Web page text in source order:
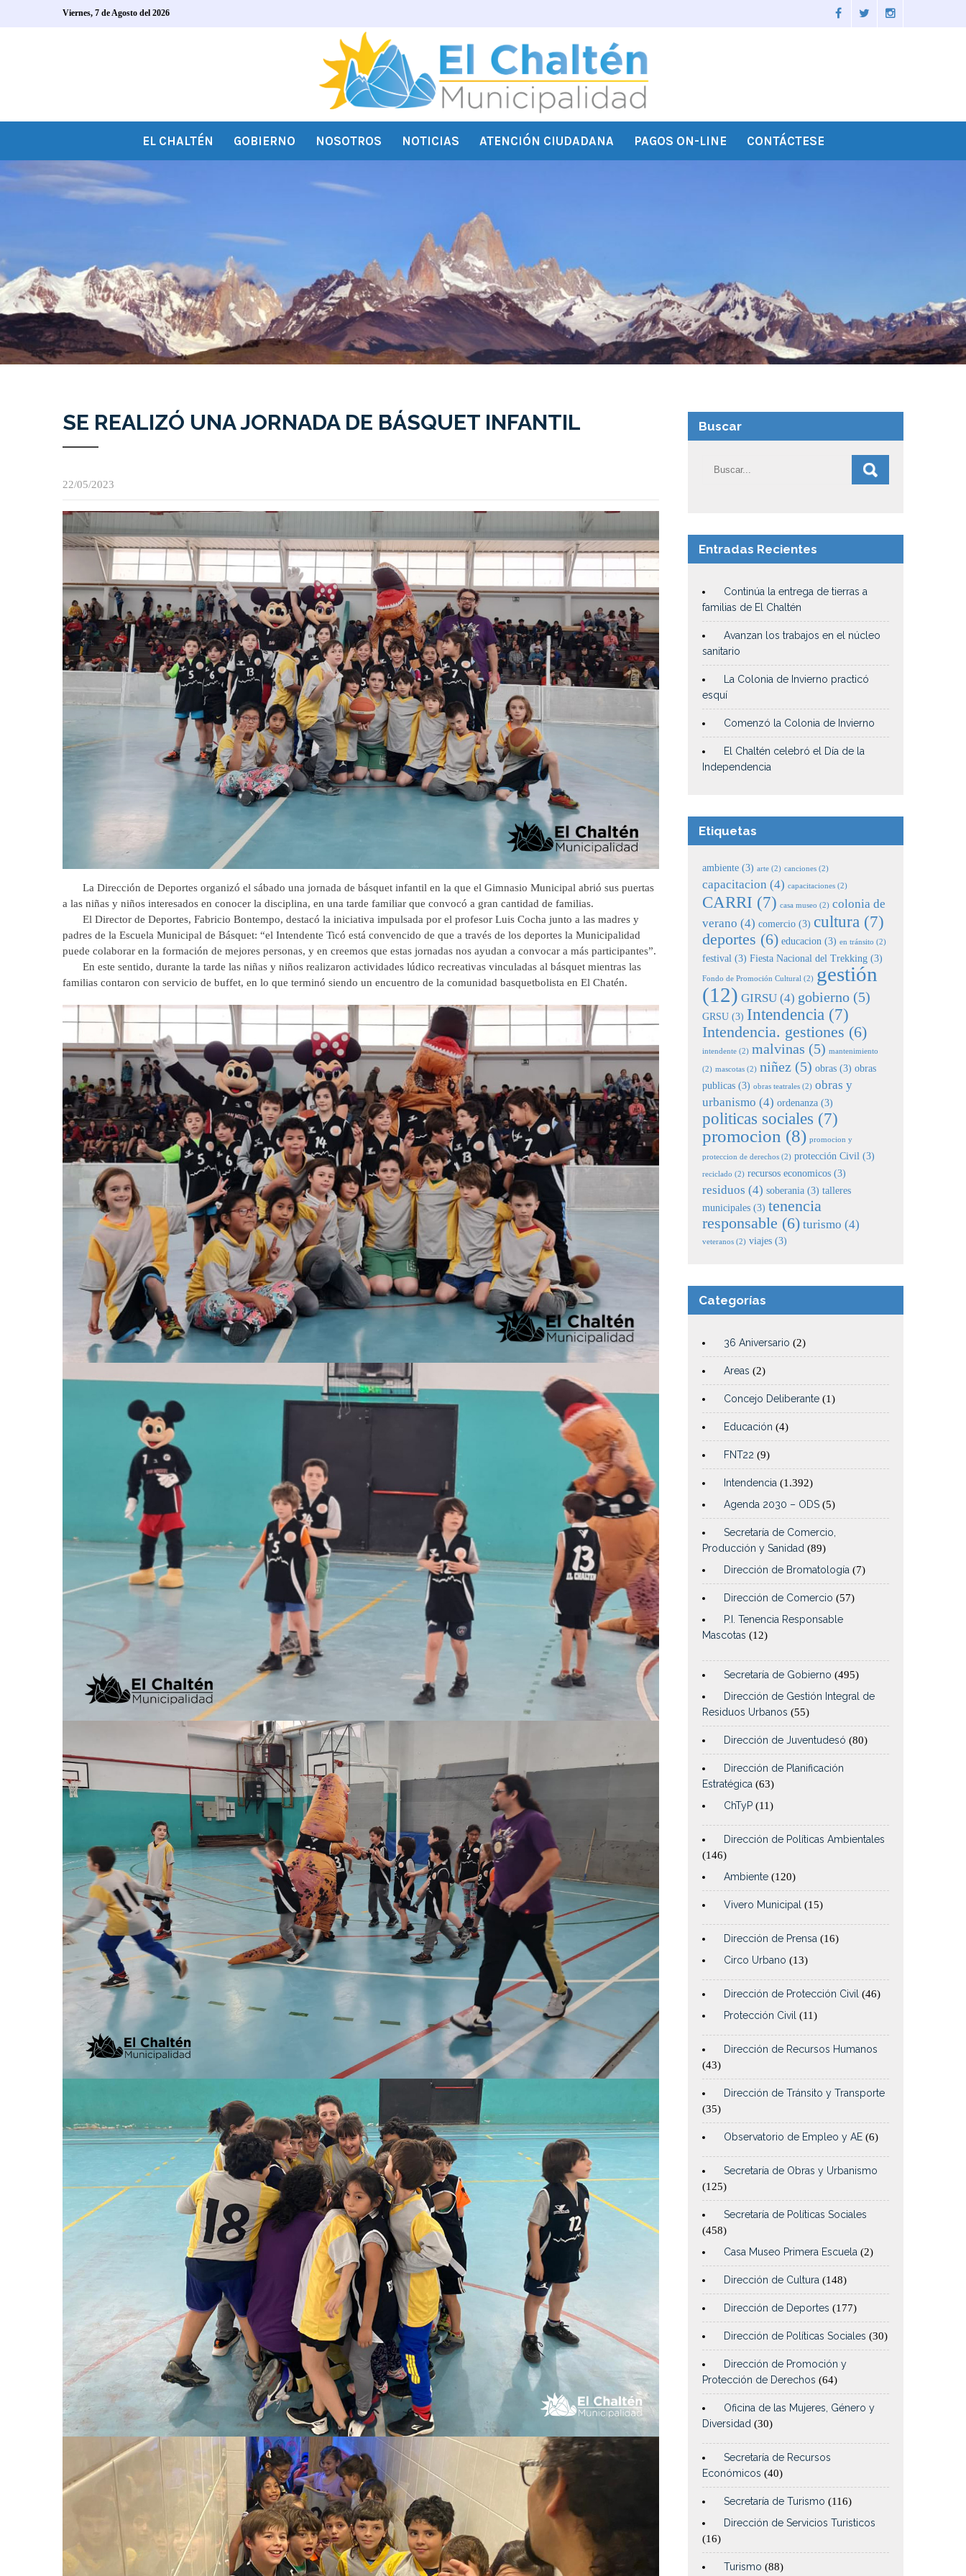
Viernes, 7 de Agosto del 2026
EL CHALTÉN GOBIERNO NOSOTROS NOTICIAS ATENCIÓN CIUDADANA PAGOS ON-LINE CONTÁCTESE
SE REALIZÓ UNA JORNADA DE BÁSQUET INFANTIL
22/05/2023
La Dirección de Deportes organizó el sábado una jornada de básquet infantil en la que el Gimnasio Municipal abrió sus puertas
a las niñas y niños interesados en conocer la disciplina, en una tarde familiar que convocó a gran cantidad de familias.
El Director de Deportes, Fabricio Bontempo, destacó la iniciativa impulsada por el profesor Luis Cocha junto a las madres y
padres de la Escuela Municipal de Básquet: “el Intendente Ticó está convencido de que a través de los deportes la Municipalidad
puede colaborar en la formación de mejores personas, y en creemos que estas jornadas nos ayudan a convocar a más participantes”.
En este sentido, durante la tarde las niñas y niños realizaron actividades lúdico recreativas vinculadas al básquet mientras las
familias contaron con servicio de buffet, en lo que terminó siendo un encuentro de la comunidad basquetbolista en El Chatén.
Buscar
Entradas Recientes
Continúa la entrega de tierras a
familias de El Chaltén
Avanzan los trabajos en el núcleo
sanitario
La Colonia de Invierno practicó
esquí
Comenzó la Colonia de Invierno
El Chaltén celebró el Día de la
Independencia
Etiquetas
ambiente (3) arte (2) canciones (2)
capacitacion (4) capacitaciones (2)
CARRI (7) casa museo (2) colonia de
verano (4) comercio (3) cultura (7)
deportes (6) educacion (3) en tránsito (2)
festival (3) Fiesta Nacional del Trekking (3)
Fondo de Promoción Cultural (2) gestión
(12) GIRSU (4) gobierno (5)
GRSU (3) Intendencia (7)
Intendencia. gestiones (6)
intendente (2) malvinas (5) mantenimiento
(2) mascotas (2) niñez (5) obras (3) obras
publicas (3) obras teatrales (2) obras y
urbanismo (4) ordenanza (3)
politicas sociales (7)
promocion (8) promocion y
proteccion de derechos (2) protección Civil (3)
reciclado (2) recursos economicos (3)
residuos (4) soberania (3) talleres
municipales (3) tenencia
responsable (6) turismo (4)
veteranos (2) viajes (3)
Categorías
36 Aniversario (2)
Areas (2)
Concejo Deliberante (1)
Educación (4)
FNT22 (9)
Intendencia (1.392)
Agenda 2030 – ODS (5)
Secretaría de Comercio,
Producción y Sanidad (89)
Dirección de Bromatología (7)
Dirección de Comercio (57)
P.I. Tenencia Responsable
Mascotas (12)
Secretaría de Gobierno (495)
Dirección de Gestión Integral de
Residuos Urbanos (55)
Dirección de Juventudesó (80)
Dirección de Planificación
Estratégica (63)
ChTyP (11)
Dirección de Políticas Ambientales
(146)
Ambiente (120)
Vivero Municipal (15)
Dirección de Prensa (16)
Circo Urbano (13)
Dirección de Protección Civil (46)
Protección Civil (11)
Dirección de Recursos Humanos
(43)
Dirección de Tránsito y Transporte
(35)
Observatorio de Empleo y AE (6)
Secretaría de Obras y Urbanismo
(125)
Secretaría de Políticas Sociales
(458)
Casa Museo Primera Escuela (2)
Dirección de Cultura (148)
Dirección de Deportes (177)
Dirección de Políticas Sociales (30)
Dirección de Promoción y
Protección de Derechos (64)
Oficina de las Mujeres, Género y
Diversidad (30)
Secretaría de Recursos
Económicos (40)
Secretaría de Turismo (116)
Dirección de Servicios Turisticos
(16)
Turismo (88)